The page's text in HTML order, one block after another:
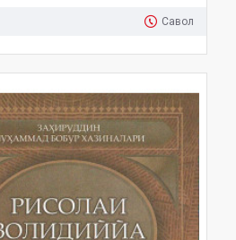
Савол